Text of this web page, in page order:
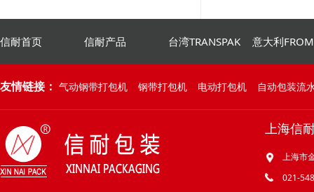
信耐首页 信耐产品 台湾TRANSPAK 意大利
友情链接： 气动钢带打包机 钢带打包机 电动打包机 自动包装流
上海信
上海市
021-